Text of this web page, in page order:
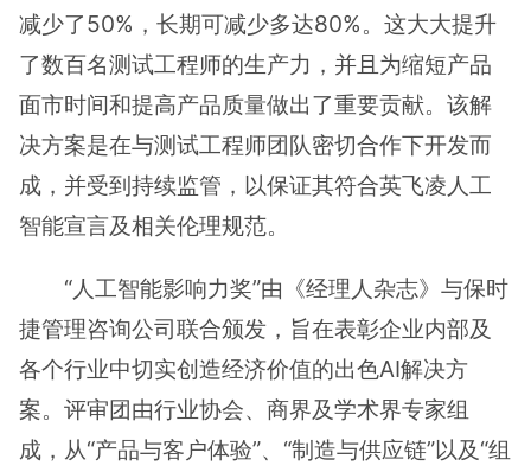
减少了50%，长期可减少多达80%。这大大提升
了数百名测试工程师的生产力，并且为缩短产品
面市时间和提高产品质量做出了重要贡献。该解
决方案是在与测试工程师团队密切合作下开发而
成，并受到持续监管，以保证其符合英飞凌人工
智能宣言及相关伦理规范。
“人工智能影响力奖”由《经理人杂志》与保时
捷管理咨询公司联合颁发，旨在表彰企业内部及
各个行业中切实创造经济价值的出色AI解决方
案。评审团由行业协会、商界及学术界专家组
成，从“产品与客户体验”、“制造与供应链”以及“组